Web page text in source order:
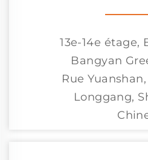
13e-14e étage,
Bangyan
Rue
Longgang,